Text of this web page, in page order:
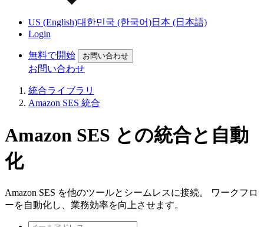
US (English)대한민국 (한국어)日本 (日本語)
Login
無料で開始 お問い合わせ
お問い合わせ
統合ライブラリ
Amazon SES 統合
Amazon SES との統合と自動
化
Amazon SES を他のツールとシームレスに接続。 ワークフロ
ーを自動化し、業務効率を向上させます。